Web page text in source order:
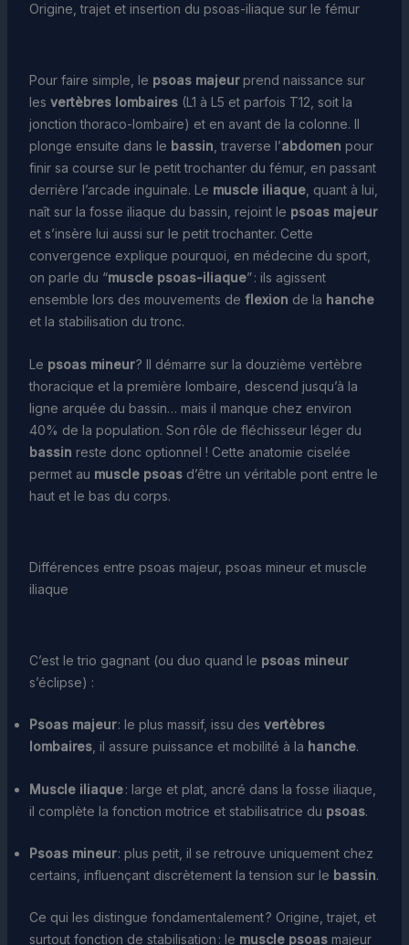
Origine, trajet et insertion du psoas-iliaque sur le fémur
Pour faire simple, le psoas majeurprend naissance sur
les vertèbres lombaires(L1 à L5 et parfois T12, soit la
jonction thoraco-lombaire) et en avant de la colonne. Il
plonge ensuite dans le bassin , traverse l’abdomen pour
finir sa course sur le petit trochanter du fémur, en passant
derrière l’arcade inguinale. Le muscle iliaque, quant à lui,
naît sur la fosse iliaque du bassin, rejoint le psoas majeur
et s’insère lui aussi sur le petit trochanter. Cette
convergence explique pourquoi, en médecine du sport,
on parle du “muscle psoas-iliaque” : ils agissent
ensemble lors des mouvements de flexion de la hanche
et la stabilisation du tronc.
Le psoas mineur? Il démarre sur la douzième vertèbre
thoracique et la première lombaire, descend jusqu’à la
ligne arquée du bassin… mais il manque chez environ
40% de la population. Son rôle de fléchisseur léger du
bassin reste donc optionnel ! Cette anatomie ciselée
permet au muscle psoasd’être un véritable pont entre le
haut et le bas du corps.
Différences entre psoas majeur, psoas mineur et muscle
iliaque
C’est le trio gagnant (ou duo quand le psoas mineur
s’éclipse) :
Psoas majeur: le plus massif, issu des vertèbres
lombaires, il assure puissance et mobilité à la hanche.
Muscle iliaque: large et plat, ancré dans la fosse iliaque,
il complète la fonction motrice et stabilisatrice du psoas.
Psoas mineur: plus petit, il se retrouve uniquement chez
certains, influençant discrètement la tension sur le bassin.
Ce qui les distingue fondamentalement ? Origine, trajet, et
surtout fonction de stabilisation : le muscle psoasmajeur